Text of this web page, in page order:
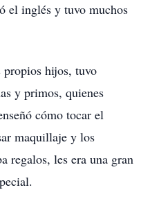
el inglés y tuvo muchos
propios hijos, tuvo
y primos, quienes
cómo tocar el
maquillaje y los
regalos, les era una gran